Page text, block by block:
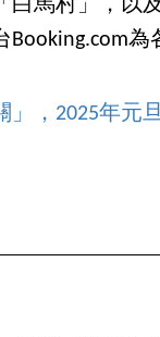
白馬村」，以
為
，2025年元